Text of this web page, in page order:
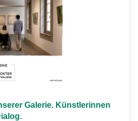
Galerie. Künstlerinnen